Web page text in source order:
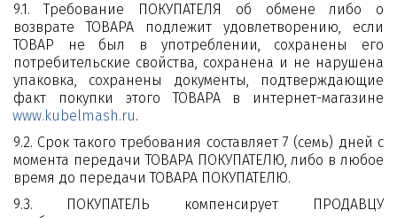
9.1. Требование ПОКУПАТЕЛЯ об обмене либо о
возврате ТОВАРА подлежит удовлетворению, если
ТОВАР не был в употреблении, сохранены его
потребительские свойства, сохранена и не нарушена
упаковка, сохранены документы, подтверждающие
факт покупки этого ТОВАРА в интернет-магазине
www.kubelmash.ru.
9.2. Срок такого требования составляет 7 (семь) дней с
момента передачи ТОВАРА ПОКУПАТЕЛЮ, либо в любое
время до передачи ТОВАРА ПОКУПАТЕЛЮ.
9.3. ПОКУПАТЕЛЬ компенсирует ПРОДАВЦУ